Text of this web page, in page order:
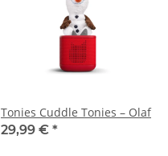
Tonies Cuddle Tonies – Olaf
29,99 € *